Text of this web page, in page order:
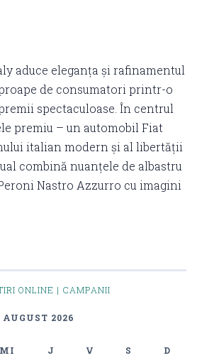
aduce eleganța și rafinamentul
de consumatori printr-o
spectaculoase. În centrul
premiu – un automobil Fiat
italian modern și al libertății
combină nuanțele de albastru
Nastro Azzurro cu imagini
ONLINE | CAMPANII
AUGUST 2026
MI J V S D